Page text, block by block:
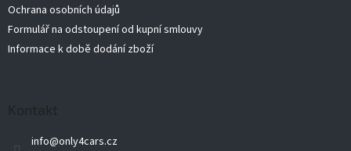
Ochrana osobních údajů
Formulář na odstoupení od kupní smlouvy
Informace k době dodání zboží
Kontakt
info@only4cars.cz